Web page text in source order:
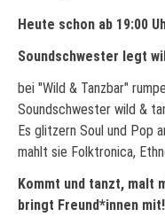
Heute schon ab 19:00
Soundschwester legt
bei "Wild & Tanzbar"
Soundschwester wild &
Es glitzern Soul und Pop
mahlt sie Folktronica,
Kommt und tanzt, malt
bringt Freund*innen mit!